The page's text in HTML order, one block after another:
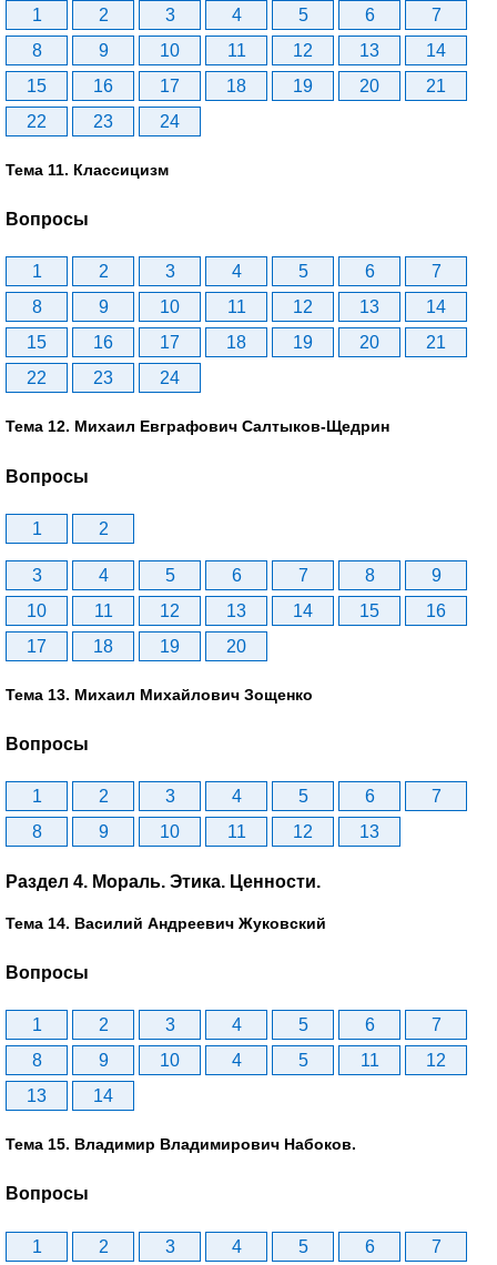
1 2 3 4 5 6
7
8
9 10 11 12 13
14
15
16 17 18 19 20
21
22
23 24
Тема 11. Классицизм
Вопросы
1 2 3 4 5 6
7
8
9 10 11 12 13
14
15
16 17 18 19 20
21
22
23 24
Тема 12. Михаил Евграфович Салтыков-Щедрин
Вопросы
1 2
3 4 5 6 7 8
9
10
11 12 13 14 15
16
17
18 19 20
Тема 13. Михаил Михайлович Зощенко
Вопросы
1 2 3 4 5 6
7
8
9 10 11 12 13
Раздел 4. Мораль. Этика. Ценности.
Тема 14. Василий Андреевич Жуковский
Вопросы
1 2 3 4 5 6
7
8
9 10 4 5 11
12
13
14
Тема 15. Владимир Владимирович Набоков.
Вопросы
1 2 3 4 5 6
7